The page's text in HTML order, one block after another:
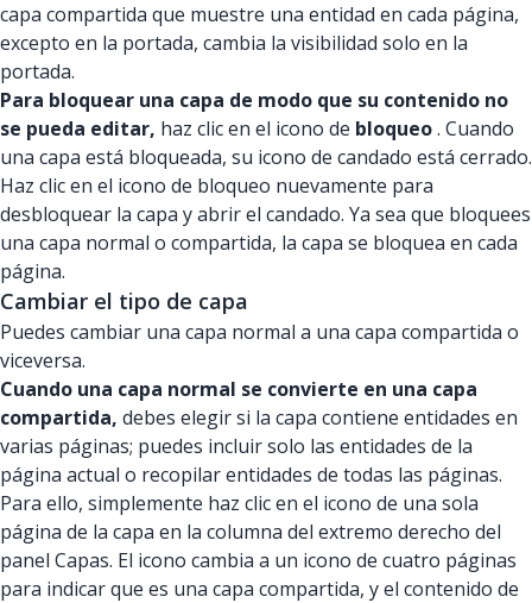
capa compartida que muestre una entidad en cada página,
excepto en la portada, cambia la visibilidad solo en la
portada.
Para bloquear una capa de modo que su contenido no
se pueda editar, haz clic en el icono de bloqueo. Cuando
una capa está bloqueada, su icono de candado está cerrado.
Haz clic en el icono de bloqueo nuevamente para
desbloquear la capa y abrir el candado. Ya sea que bloquees
una capa normal o compartida, la capa se bloquea en cada
página.
Cambiar el tipo de capa
Puedes cambiar una capa normal a una capa compartida o
viceversa.
Cuando una capa normal se convierte en una capa
compartida, debes elegir si la capa contiene entidades en
varias páginas; puedes incluir solo las entidades de la
página actual o recopilar entidades de todas las páginas.
Para ello, simplemente haz clic en el icono de una sola
página de la capa en la columna del extremo derecho del
panel Capas. El icono cambia a un icono de cuatro páginas
para indicar que es una capa compartida, y el contenido de